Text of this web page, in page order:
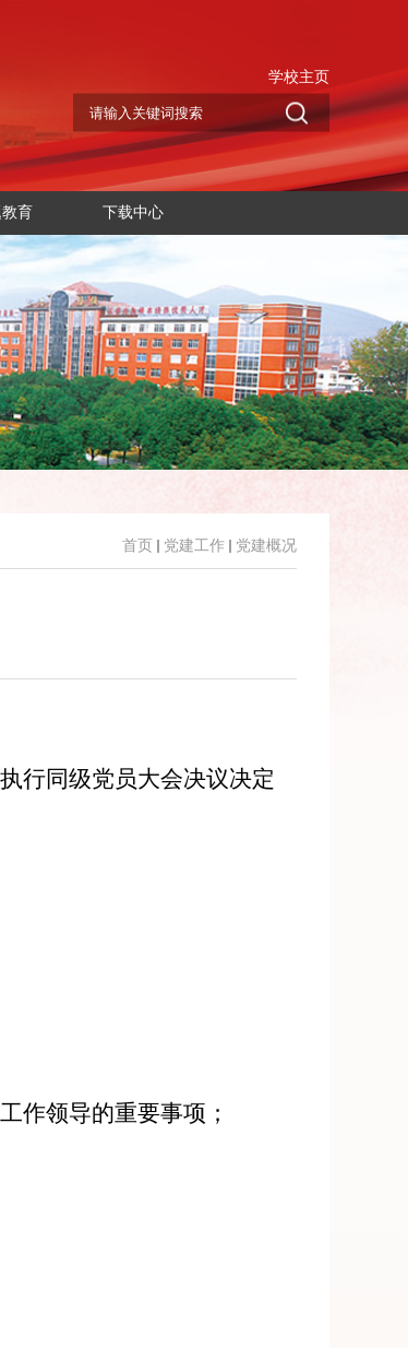
学校主页
育 下载中心
首页 党建工作 党建概况
行同级党员大会决议决定
作领导的重要事项 ；